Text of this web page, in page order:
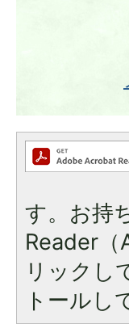
す。お持
Reader
リックし
トールし